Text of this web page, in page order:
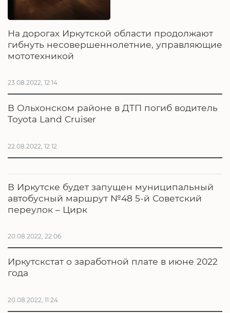
На дорогах Иркутской области продолжают
гибнуть несовершеннолетние, управляющие
мототехникой
23.08.2022, 12:14
В Ольхонском районе в ДТП погиб водитель
Toyota Land Cruiser
22.08.2022, 12:12
В Иркутске будет запущен муниципальный
автобусный маршрут №48 5-й Советский
переулок – Цирк
20.08.2022, 22:06
Иркутскстат о заработной плате в июне 2022
года
20.08.2022, 11:24